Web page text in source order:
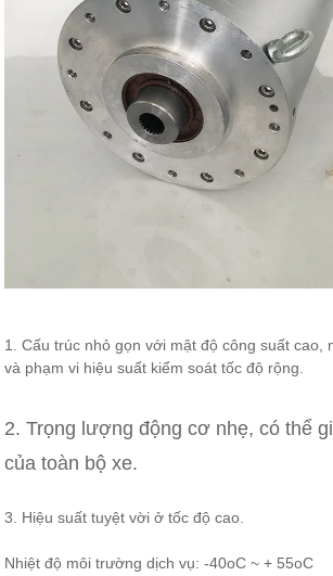
1. Cấu trúc nhỏ gọn với mật độ công suất cao,
và phạm vi hiệu suất kiểm soát tốc độ rộng.
2. Trọng lượng động cơ nhẹ, có thể
của toàn bộ xe.
3. Hiệu suất tuyệt vời ở tốc độ cao.
Nhiệt độ môi trường dịch vụ: -40oC ~ + 55oC